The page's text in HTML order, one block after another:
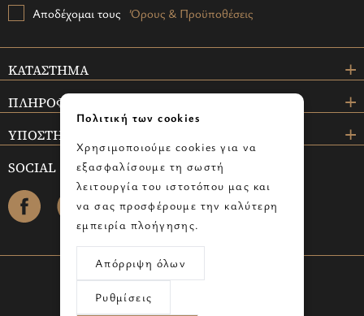
Αποδέχομαι τους Όρους & Προϋποθέσεις
ΚΑΤΑΣΤΗΜΑ
ΠΛΗΡΟΦΟΡΙΕΣ
ΥΠΟΣΤΗΡΙΞΗ
SOCIAL
facebook instagram
© 2024 omicrongallery.com - All rights reserved.
Powered by info
Πολιτική των cookies
Χρησιμοποιούμε cookies για να
εξασφαλίσουμε τη σωστή
λειτουργία του ιστοτόπου μας και
να σας προσφέρουμε την καλύτερη
εμπειρία πλοήγησης.
Απόρριψη όλων
Ρυθμίσεις